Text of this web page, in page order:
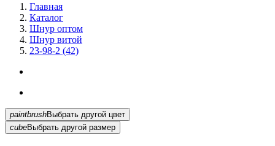
Главная
Каталог
Шнур оптом
Шнур витой
23-98-2 (42)
paintbrush
Выбрать другой цвет
cubeВыбрать другой размер